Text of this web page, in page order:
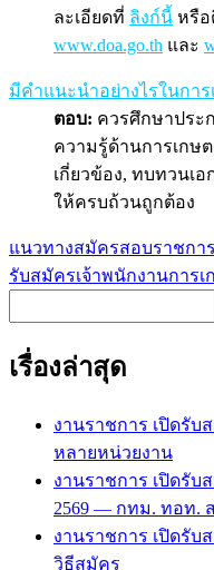
ละเอียดที่ ลิงก์นี้ หรือ
www.doa.go.th และ
มีคำแนะนำอย่างไรในการ
ตอบ: ควรศึกษาประ
ความรู้ด้านการเกษ
เกี่ยวข้อง, ทบทวนเ
ให้ครบถ้วนถูกต้อง
แนะแนว
เรื่อง
แนวทางสมัครสอบราชกา
รับสมัครเจ้าพนักงานการเ
เรื่องล่าสุด
งานราชการ เปิดรับ
หลายหน่วยงาน
งานราชการ เปิดรับ
2569 — กทม. ทอท.
งานราชการ เปิดรับ
วิธีสมัคร